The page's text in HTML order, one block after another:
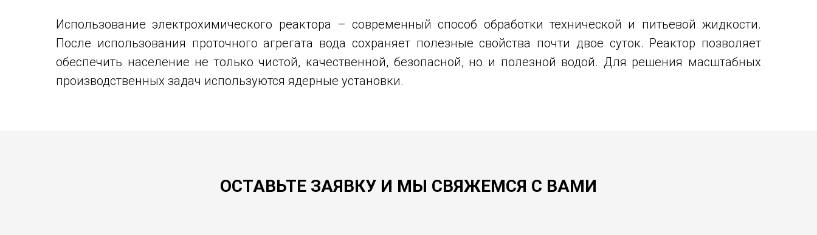
Использование электрохимического реактора – современный способ обработки технической и питьевой жидкости.
После использования проточного агрегата вода сохраняет полезные свойства почти двое суток. Реактор позволяет
обеспечить население не только чистой, качественной, безопасной, но и полезной водой. Для решения масштабных
производственных задач используются ядерные установки.
ОСТАВЬТЕ ЗАЯВКУ И МЫ СВЯЖЕМСЯ С ВАМИ